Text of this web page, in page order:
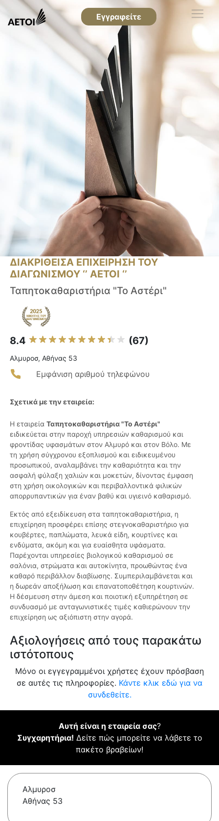
Εγγραφείτε
ΔΙΑΚΡΙΘΕΙΣΑ ΕΠΙΧΕΙΡΗΣΗ ΤΟΥ
ΔΙΑΓΩΝΙΣΜΟΥ ‘’ ΑΕΤΟΙ ‘’
Ταπητοκαθαριστήρια "Το Αστέρι"
8.4 (67)
Αλμυροσ, Αθήνας 53
Εμφάνιση αριθμού τηλεφώνου
Σχετικά με την εταιρεία:
Η εταιρεία Ταπητοκαθαριστήρια "Το Αστέρι"
ειδικεύεται στην παροχή υπηρεσιών καθαρισμού και
φροντίδας υφασμάτων στον Αλμυρό και στον Βόλο. Με
τη χρήση σύγχρονου εξοπλισμού και ειδικευμένου
προσωπικού, αναλαμβάνει την καθαριότητα και την
ασφαλή φύλαξη χαλιών και μοκετών, δίνοντας έμφαση
στη χρήση οικολογικών και περιβαλλοντικά φιλικών
απορρυπαντικών για έναν βαθύ και υγιεινό καθαρισμό.
Εκτός από εξειδίκευση στα ταπητοκαθαριστήρια, η
επιχείρηση προσφέρει επίσης στεγνοκαθαριστήριο για
κουβέρτες, παπλώματα, λευκά είδη, κουρτίνες και
ενδύματα, ακόμη και για ευαίσθητα υφάσματα.
Παρέχονται υπηρεσίες βιολογικού καθαρισμού σε
σαλόνια, στρώματα και αυτοκίνητα, προωθώντας ένα
καθαρό περιβάλλον διαβίωσης. Συμπεριλαμβάνεται και
η δωρεάν αποξήλωση και επανατοποθέτηση κουρτινών.
Η δέσμευση στην άμεση και ποιοτική εξυπηρέτηση σε
συνδυασμό με ανταγωνιστικές τιμές καθιερώνουν την
επιχείρηση ως αξιόπιστη στην αγορά.
Αξιολογήσεις από τους παρακάτω
ιστότοπους
Μόνο οι εγγεγραμμένοι χρήστες έχουν πρόσβαση
σε αυτές τις πληροφορίες. Κάντε κλικ εδώ για να
συνδεθείτε.
Αυτή είναι η εταιρεία σας?
Συγχαρητήρια! Δείτε πώς μπορείτε να λάβετε το
πακέτο βραβείων!
Αλμυροσ
Αθήνας 53